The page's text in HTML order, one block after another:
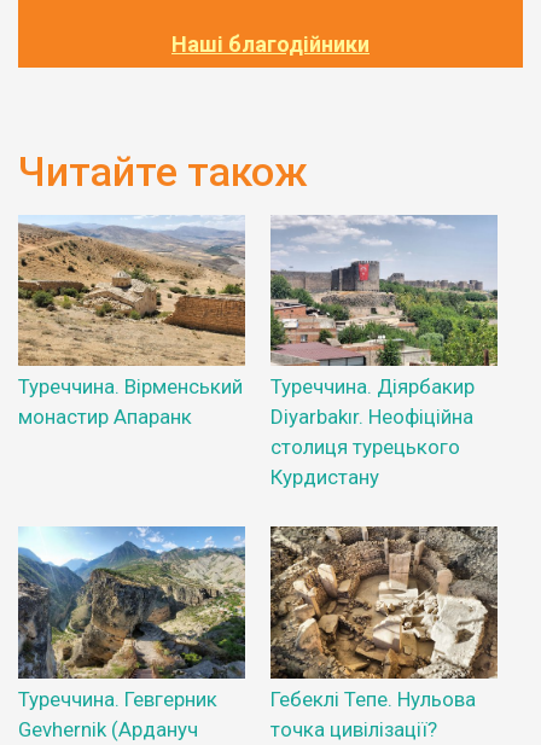
Наші благодійники
Читайте також
Туреччина. Вірменський
монастир Апаранк
Туреччина. Діярбакир
Diyarbakır. Неофіційна
столиця турецького
Курдистану
Туреччина. Гевгерник
Gevhernik (Ардануч
Гебеклі Тепе. Нульова
точка цивілізації?